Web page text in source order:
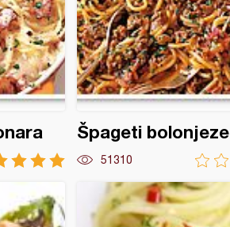
Špageti bolonjeze
51310